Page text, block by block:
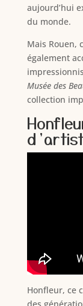
aujourd’hui
du monde.
Mais Rouen,
également
Musée des
collection
Honfleur, ce